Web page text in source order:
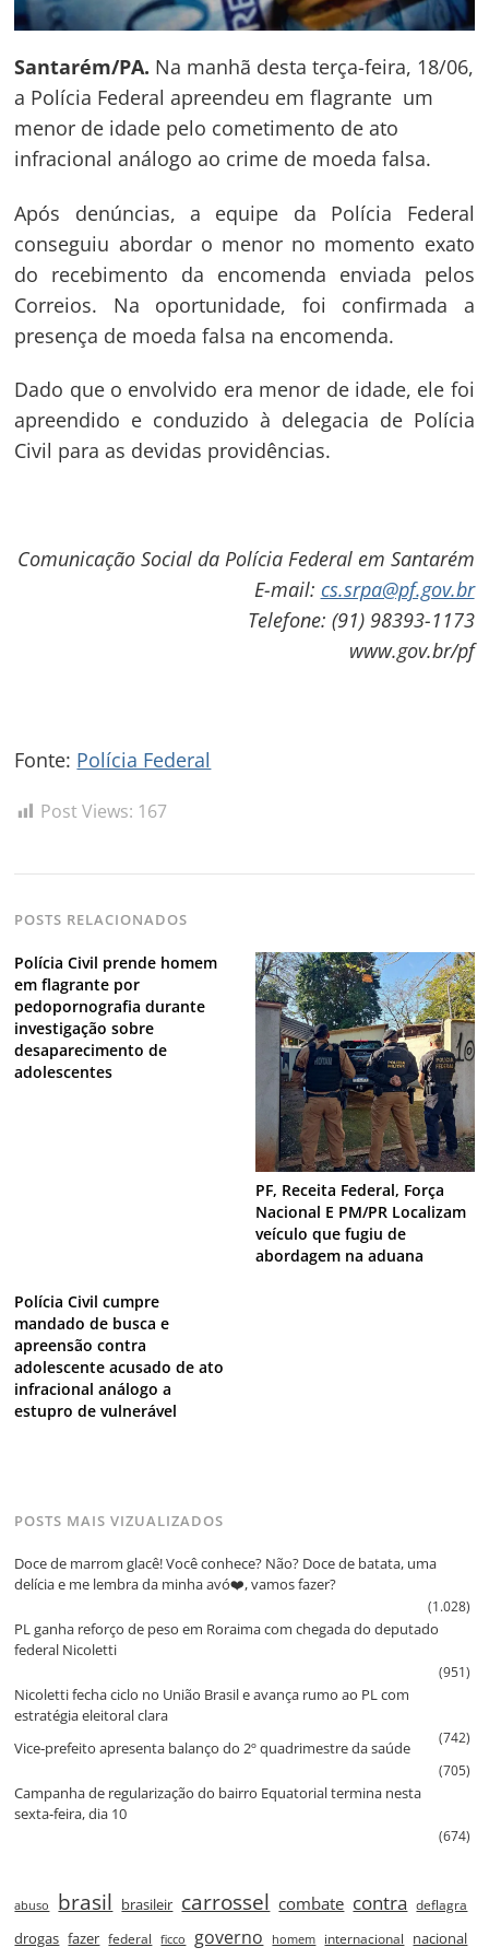
Santarém/PA. Na manhã desta terça-feira, 18/06,
a Polícia Federal apreendeu em flagrante um
menor de idade pelo cometimento de ato
infracional análogo ao crime de moeda falsa.
Após denúncias, a equipe da Polícia Federal
conseguiu abordar o menor no momento exato
do recebimento da encomenda enviada pelos
Correios. Na oportunidade, foi confirmada a
presença de moeda falsa na encomenda.
Dado que o envolvido era menor de idade, ele foi
apreendido e conduzido à delegacia de Polícia
Civil para as devidas providências.
Comunicação Social da Polícia Federal em Santarém
E-mail: cs.srpa@pf.gov.br
Telefone: (91) 98393-1173
www.gov.br/pf
Fonte: Polícia Federal
Post Views: 167
POSTS RELACIONADOS
Polícia Civil prende homem
em flagrante por
pedopornografia durante
investigação sobre
desaparecimento de
adolescentes
PF, Receita Federal, Força
Nacional E PM/PR Localizam
veículo que fugiu de
abordagem na aduana
Polícia Civil cumpre
mandado de busca e
apreensão contra
adolescente acusado de ato
infracional análogo a
estupro de vulnerável
Post
POSTS MAIS VIZUALIZADOS
Doce de marrom glacê! Você conhece? Não? Doce de batata, uma
delícia e me lembra da minha avó❤️, vamos fazer?
(1.028)
PL ganha reforço de peso em Roraima com chegada do deputado
federal Nicoletti
(951)
Nicoletti fecha ciclo no União Brasil e avança rumo ao PL com
estratégia eleitoral clara
(742)
Vice‑prefeito apresenta balanço do 2º quadrimestre da saúde
(705)
Campanha de regularização do bairro Equatorial termina nesta
sexta‑feira, dia 10
(674)
abuso brasil brasileir carrossel combate contra deflagra
drogas fazer federal ficco governo homem internacional nacional